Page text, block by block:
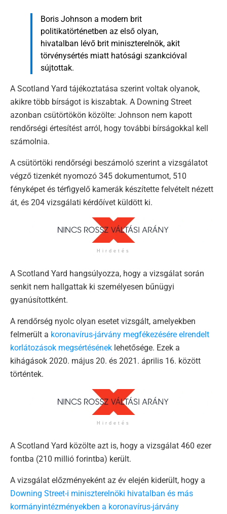
Boris Johnson a modern brit
politikatörténetben az első olyan,
hivatalban lévő brit miniszterelnök, akit
törvénysértés miatt hatósági szankcióval
sújtottak.
A Scotland Yard tájékoztatása szerint voltak olyanok,
akikre több bírságot is kiszabtak. A Downing Street
azonban csütörtökön közölte: Johnson nem kapott
rendőrségi értesítést arról, hogy további bírságokkal kell
számolnia.
A csütörtöki rendőrségi beszámoló szerint a vizsgálatot
végző tizenkét nyomozó 345 dokumentumot, 510
fényképet és térfigyelő kamerák készítette felvételt nézett
át, és 204 vizsgálati kérdőívet küldött ki.
Hirdetés
A Scotland Yard hangsúlyozza, hogy a vizsgálat során
senkit nem hallgattak ki személyesen bűnügyi
gyanúsítottként.
A rendőrség nyolc olyan esetet vizsgált, amelyekben
felmerült a koronavírus-járvány megfékezésére elrendelt
korlátozások megsértésének lehetősége. Ezek a
kihágások 2020. május 20. és 2021. április 16. között
történtek.
Hirdetés
A Scotland Yard közölte azt is, hogy a vizsgálat 460 ezer
fontba (210 millió forintba) került.
A vizsgálat előzményeként az év elején kiderült, hogy a
Downing Street-i miniszterelnöki hivatalban és más
kormányintézményekben a koronavírus-járvány